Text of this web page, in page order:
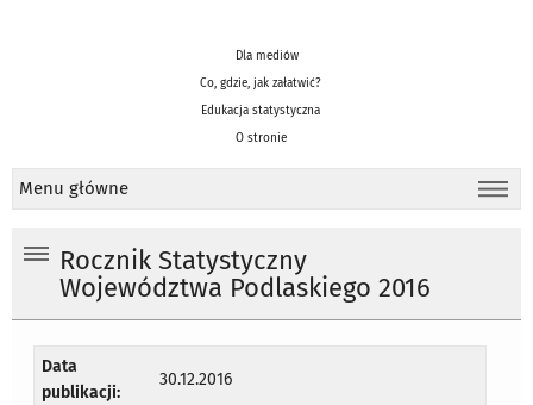
Dla mediów
Co, gdzie, jak załatwić?
Edukacja statystyczna
O stronie
Menu główne
Rocznik Statystyczny
Województwa Podlaskiego 2016
Data
publikacji:
30.12.2016